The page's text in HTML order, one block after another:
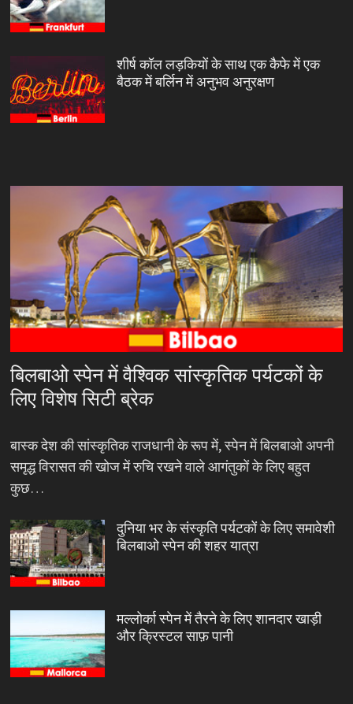
शीर्ष कॉल लड़कियों के साथ एक कैफे में एक
बैठक में बर्लिन में अनुभव अनुरक्षण
बिलबाओ स्पेन में वैश्विक सांस्कृतिक पर्यटकों के
लिए विशेष सिटी ब्रेक
बास्क देश की सांस्कृतिक राजधानी के रूप में, स्पेन में बिलबाओ अपनी
समृद्ध विरासत की खोज में रुचि रखने वाले आगंतुकों के लिए बहुत
कुछ…
दुनिया भर के संस्कृति पर्यटकों के लिए समावेशी
बिलबाओ स्पेन की शहर यात्रा
मल्लोर्का स्पेन में तैरने के लिए शानदार खाड़ी
और क्रिस्टल साफ़ पानी